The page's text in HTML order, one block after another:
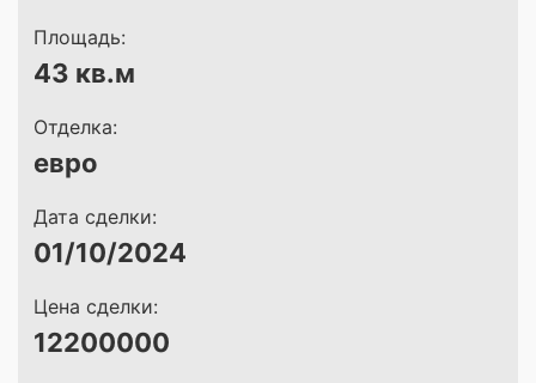
Площадь:
43 кв.м
Отделка:
евро
Дата сделки:
01/10/2024
Цена сделки:
12200000